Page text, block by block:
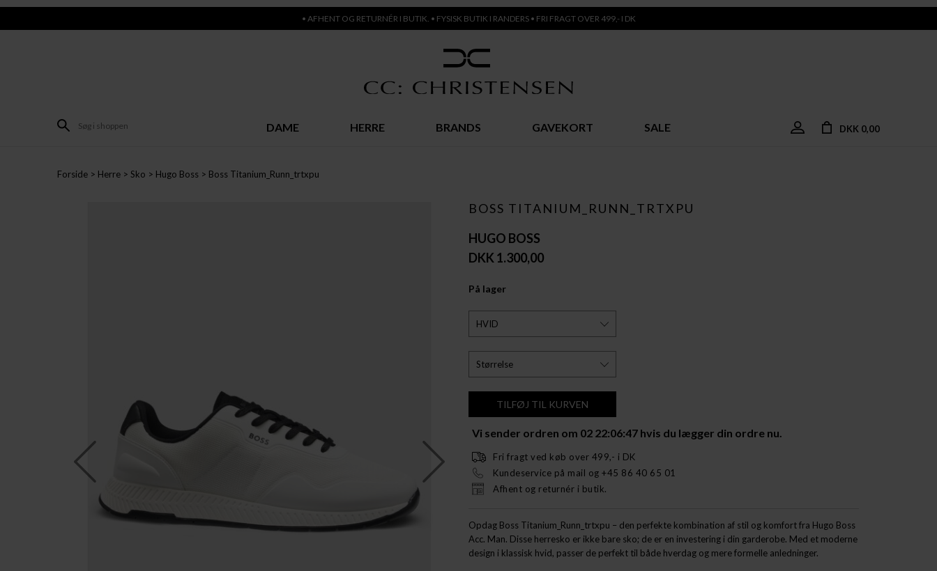
• AFHENT OG RETURNÉR I BUTIK. • FYSISK BUTIK I RANDERS • FRI FRAGT OVER 499,- I DK
DAME HERRE BRANDS GAVEKORT SALE DKK 0,00
Forside Herre Sko Hugo Boss Boss Titanium_Runn_trtxpu
BOSS TITANIUM_RUNN_TRTXPU
HUGO BOSS
DKK 1.300,00
På lager
Vi sender ordren om 02 22:06:46 hvis du lægger din ordre nu.
Fri fragt ved køb over 499,- i DK
Kundeservice på mail og +45 86 40 65 01
Afhent og returnér i butik.
Opdag Boss Titanium_Runn_trtxpu – den perfekte kombination af stil og komfort fra Hugo Boss
Acc. Man. Disse herresko er ikke bare sko; de er en investering i din garderobe. Med et moderne
design i klassisk hvid, passer de perfekt til både hverdag og mere formelle anledninger.